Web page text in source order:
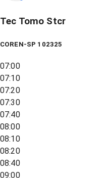
Tec Tomo Stcr
COREN-SP 102325
07:00
07:10
07:20
07:30
07:40
08:00
08:10
08:20
08:40
09:00